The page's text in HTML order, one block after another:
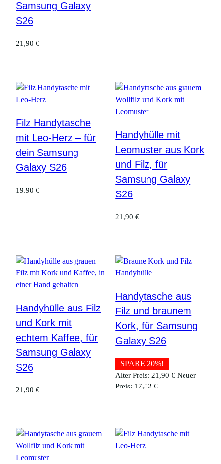
Samsung Galaxy
S26
21,90 €
Filz Handytasche
mit Leo-Herz – für
dein Samsung
Galaxy S26
19,90 €
Handyhülle mit
Leomuster aus Kork
und Filz, für
Samsung Galaxy
S26
21,90€
Handyhülle aus Filz
und Kork mit
echtem Kaffee, für
Samsung Galaxy
S26
21,90 €
Handytasche aus
Filz und braunem
Kork, für Samsung
Galaxy S26
SPARE 20%!
Alter Preis: 21,90€ Neuer
Preis: 17,52€Aktueller